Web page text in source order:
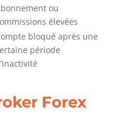
ou
élevées
bloqué après une
période
Forex